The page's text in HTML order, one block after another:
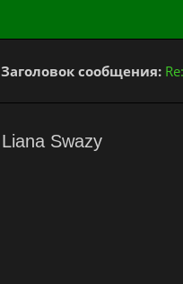
Заголовок сообщения:
Liana Swazy